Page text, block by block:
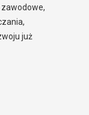
już